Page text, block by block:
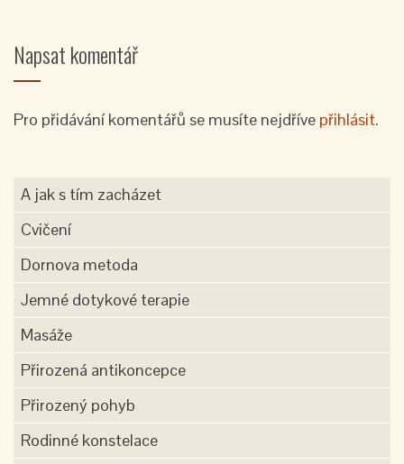
Napsat komentář
Pro přidávání komentářů se musíte nejdříve přihlásit.
A jak s tím zacházet
Cvičení
Dornova metoda
Jemné dotykové terapie
Masáže
Přirozená antikoncepce
Přirozený pohyb
Rodinné konstelace